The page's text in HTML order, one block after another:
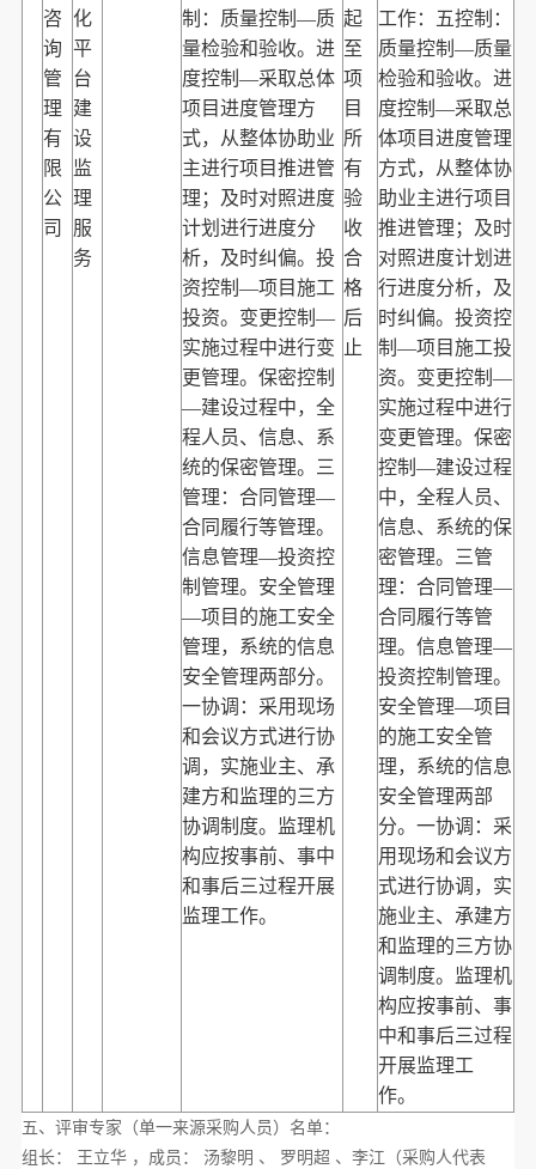
咨
询
管
理
有
限
公
司
化
平
台
建
设
监
理
服
务
制：质量控制—质
量检验和验收。进
度控制—采取总体
项目进度管理方
式，从整体协助业
主进行项目推进管
理；及时对照进度
计划进行进度分
析，及时纠偏。投
资控制—项目施工
投资。变更控制—
实施过程中进行变
更管理。保密控制
—建设过程中，全
程人员、信息、系
统的保密管理。三
管理：合同管理—
合同履行等管理。
信息管理—投资控
制管理。安全管理
—项目的施工安全
管理，系统的信息
安全管理两部分。
一协调：采用现场
和会议方式进行协
调，实施业主、承
建方和监理的三方
协调制度。监理机
构应按事前、事中
和事后三过程开展
监理工作。
起
至
项
目
所
有
验
收
合
格
后
止
工作：五控制：
质量控制—质量
检验和验收。进
度控制—采取总
体项目进度管理
方式，从整体协
助业主进行项目
推进管理；及时
对照进度计划进
行进度分析，及
时纠偏。投资控
制—项目施工投
资。变更控制—
实施过程中进行
变更管理。保密
控制—建设过程
中，全程人员、
信息、系统的保
密管理。三管
理：合同管理—
合同履行等管
理。信息管理—
投资控制管理。
安全管理—项目
的施工安全管
理，系统的信息
安全管理两部
分。一协调：采
用现场和会议方
式进行协调，实
施业主、承建方
和监理的三方协
调制度。监理机
构应按事前、事
中和事后三过程
开展监理工
作。
五、评审专家（单一来源采购人员）名单：
组长： 王立华 ，成员： 汤黎明 、 罗明超 、李江（采购人代表